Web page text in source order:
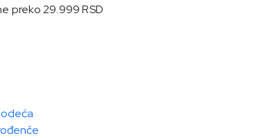
preko 29.999 RSD